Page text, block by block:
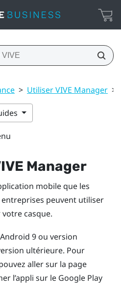
> Utiliser VIVE Manager >
Manager
mobile que les
peuvent utiliser
casque.
Android 9 ou version
ultérieure. Pour
aller sur la page
l’appli sur le Google Play